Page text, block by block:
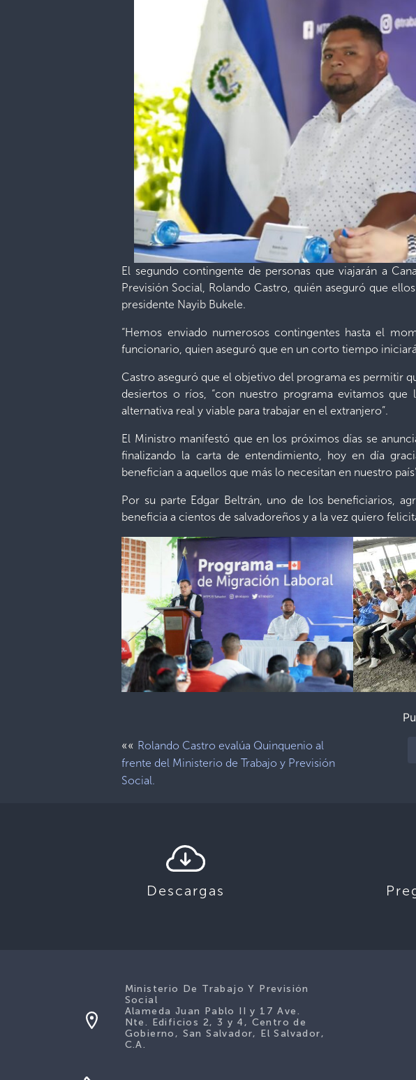
El segundo contingente de personas que viajarán a
Previsión Social, Rolando Castro, quién aseguró que
presidente Nayib Bukele.
“Hemos enviado numerosos contingentes hasta el
funcionario, quien aseguró que en un corto tiempo
Castro aseguró que el objetivo del programa es permitir
desiertos o ríos, “con nuestro programa evitamos
alternativa real y viable para trabajar en el extranjero”.
El Ministro manifestó que en los próximos días se
finalizando la carta de entendimiento, hoy en día
benefician a aquellos que más lo necesitan en nuestro
Por su parte Edgar Beltrán, uno de los beneficiarios,
beneficia a cientos de salvadoreños y a la vez quiero
«« Rolando Castro evalúa Quinquenio al
frente del Ministerio de Trabajo y Previsión
Social.
Descargas
Ministerio De Trabajo Y Previsión
Social
Alameda Juan Pablo II y 17 Ave.
Nte. Edificios 2, 3 y 4, Centro de
Gobierno, San Salvador, El Salvador,
C.A.